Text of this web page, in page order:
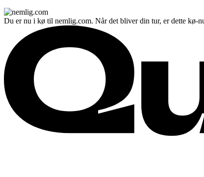
Du er nu i kø til nemlig.com. Når det bliver din tur, er dette kø-